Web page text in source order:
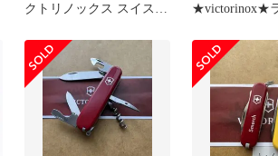
クトリノックス スイス
ット
★victorinox★ラ